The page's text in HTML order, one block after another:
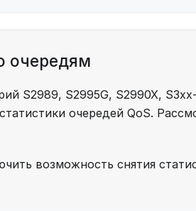
очередям
S2989, S2995G, S2990X,
очередей QoS.
возможность снятия